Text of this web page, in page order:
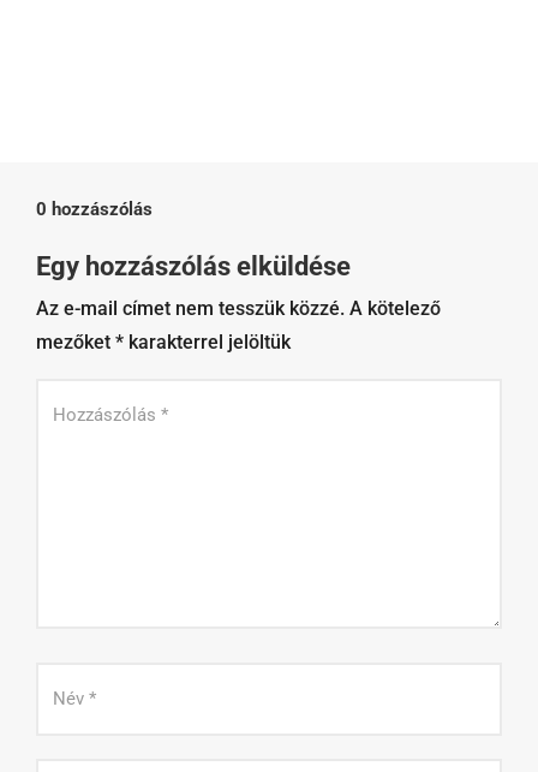
0 hozzászólás
Egy hozzászólás elküldése
Az e-mail címet nem tesszük közzé. A kötelező
mezőket * karakterrel jelöltük